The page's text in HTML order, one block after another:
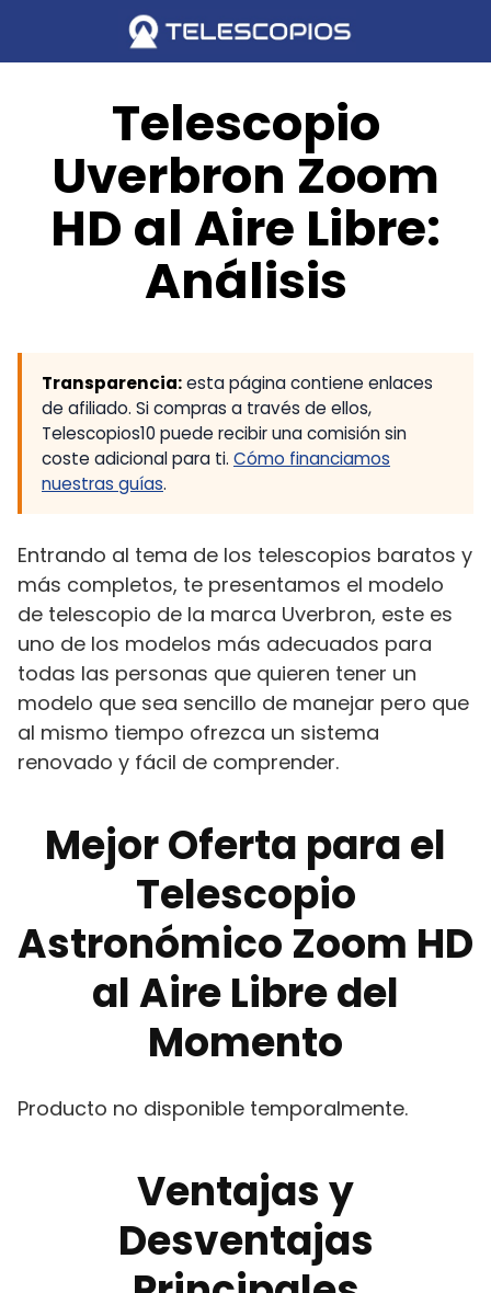
contenido
Telescopio
Uverbron Zoom
HD al Aire Libre:
Análisis
Transparencia:esta página contiene enlaces
de afiliado. Si compras a través de ellos,
Telescopios10 puede recibir una comisión sin
coste adicional para ti. Cómo financiamos
nuestras guías.
Entrando al tema de los telescopios baratos y
más completos, te presentamos el modelo
de telescopio de la marca Uverbron, este es
uno de los modelos más adecuados para
todas las personas que quieren tener un
modelo que sea sencillo de manejar pero que
al mismo tiempo ofrezca un sistema
renovado y fácil de comprender.
Mejor Oferta para el
Telescopio
Astronómico Zoom HD
al Aire Libre del
Momento
Producto no disponible temporalmente.
Ventajas y
Desventajas